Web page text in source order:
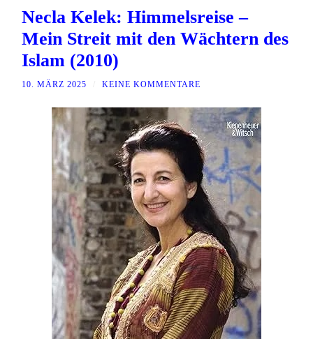
Necla Kelek: Himmelsreise –
Mein Streit mit den Wächtern des
Islam (2010)
10. MÄRZ 2025 KEINE KOMMENTARE